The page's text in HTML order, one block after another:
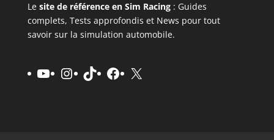
Le site de référence en Sim Racing: Guides
complets, Tests approfondis et News pour tout
savoir sur la simulation automobile.
YouTube
Instagram
TikTokFacebook
X